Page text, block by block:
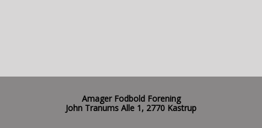
Amager Fodbold Forening
John Tranums Alle 1, 2770 Kastrup